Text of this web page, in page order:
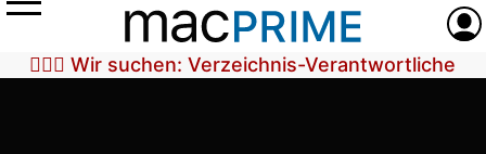
Menü
🕵🏼‍♀️ Wir suchen: Verzeichnis-Verantwortliche